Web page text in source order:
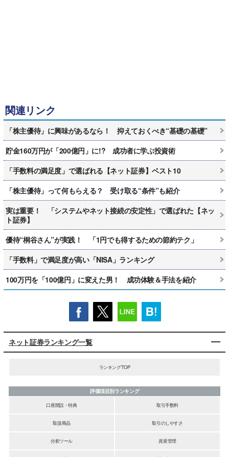
関連リンク
「株主優待」に興味があるなら！ 抑えておくべき“基礎の基礎”
貯金160万円が「200億円」に!? 成功者に学ぶ投資術
「手数料の満足度」で選ばれる【ネット証券】ベスト10
「株主優待」って何もらえる？ 受け取る“条件”も紹介
実は重要！ 「システムやネット接続の安定性」で選ばれた【ネッ
ト証券】
優待“桐谷さん”が実践！ 「1円でも得するための節約テク」
「手数料」で満足度が高い「NISA」ランキング
100万円を「100億円」に変えた男！ 成功体験＆手法を紹介
ネット証券ランキング一覧
ランキングTOP
評価項目別ランキング
口座開設・特典
取引手数料
取扱商品 取引のしやすさ
分析ツール 資産管理